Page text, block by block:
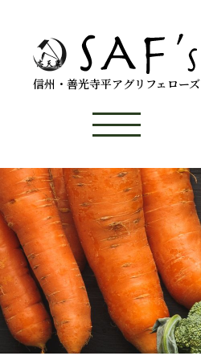
信州・善光寺平アグリフェローズ